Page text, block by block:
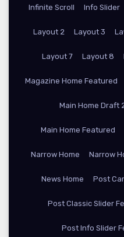
Infinite Scroll Info Slider
Layout 2 Layout 3
Layout 7 Layout 8
Magazine Home Featured
Main Home Draft
Main Home Featured
Narrow Home Narrow
News Home Post
Post Classic Slider
Post Info Slider